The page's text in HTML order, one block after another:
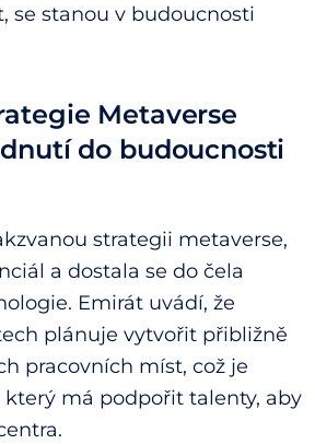
se stanou v budoucnosti
Metaverse
do budoucnosti
strategii metaverse,
a dostala se do čela
Emirát uvádí, že
plánuje vytvořit přibližně
pracovních míst, což je
má podpořit talenty, aby